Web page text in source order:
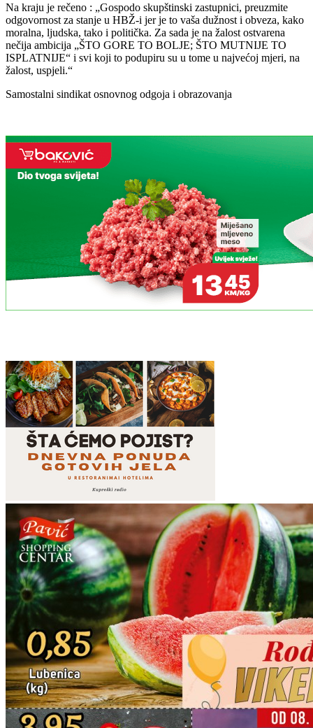
Na kraju je rečeno : „Gospodo skupštinski zastupnici, preuzmite
odgovornost za stanje u HBŽ-i jer je to vaša dužnost i obveza, kako
moralna, ljudska, tako i politička. Za sada je na žalost ostvarena
nečija ambicija „ŠTO GORE TO BOLJE; ŠTO MUTNIJE TO
ISPLATNIJE“ i svi koji to podupiru su u tome u najvećoj mjeri, na
žalost, uspjeli.“
Samostalni sindikat osnovnog odgoja i obrazovanja